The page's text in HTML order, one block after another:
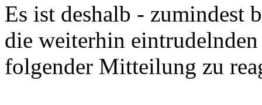
Es ist deshalb - zumindest
die weiterhin
folgender Mitteilung zu